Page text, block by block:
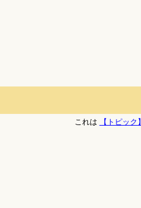
これは
【トピック】